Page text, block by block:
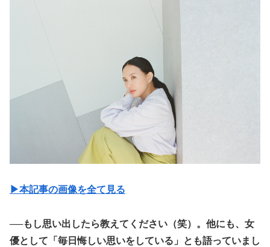
▶︎本記事の画像を全て見る
──もし思い出したら教えてください（笑）。他にも、女
優として「毎日悔しい思いをしている」とも語っていまし